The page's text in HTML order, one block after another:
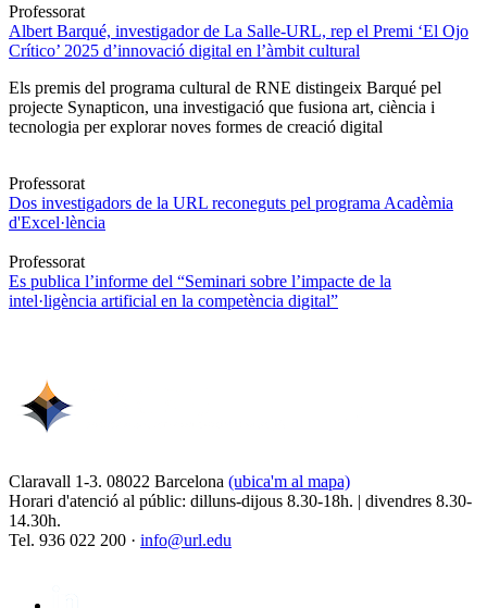
Professorat
Albert Barqué, investigador de La Salle-URL, rep el Premi ‘El Ojo
Crítico’ 2025 d’innovació digital en l’àmbit cultural
Els premis del programa cultural de RNE distingeix Barqué pel
projecte Synapticon, una investigació que fusiona art, ciència i
tecnologia per explorar noves formes de creació digital
Professorat
Dos investigadors de la URL reconeguts pel programa Acadèmia
d'Excel·lència
Professorat
Es publica l’informe del “Seminari sobre l’impacte de la
intel·ligència artificial en la competència digital”
Claravall 1-3. 08022 Barcelona (ubica'm al mapa)
Horari d'atenció al públic: dilluns-dijous 8.30-18h. | divendres 8.30-
14.30h.
Tel. 936 022 200 · info@url.edu